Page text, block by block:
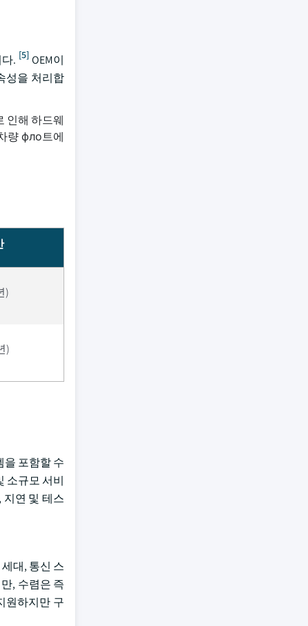
. [5] OEM이
성을 처리합
인해 하드웨
량 фло트에
)
)
을 포함할 수
소규모 서비
연 및 테스
대, 통신 스
, 수렴은 즉
원하지만 구